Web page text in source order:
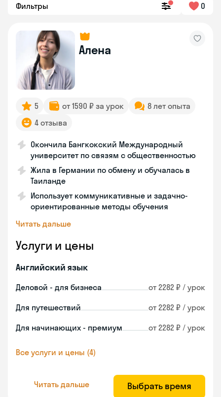
Фильтры 0
Алена
5 от 1590 ₽ за урок
8 лет опыта
4 отзыва
Окончила Бангкокский Международный
университет по связям с общественностью
Жила в Германии по обмену и обучалась в
Таиланде
Использует коммуникативные и задачно-
ориентированные методы обучения
Читать дальше
Услуги и цены
Английский язык
Деловой - для бизнеса от 2282 ₽ / урок
Для путешествий от 2282 ₽ / урок
Для начинающих - премиум от 2282 ₽ / урок
Все услуги и цены (4)
Читать дальше Выбрать время